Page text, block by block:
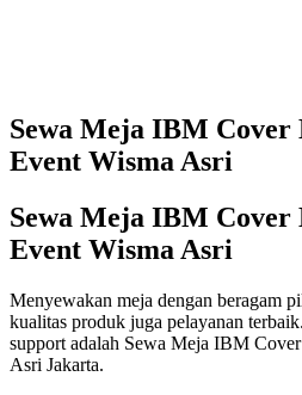
Sewa Meja IBM
Event Wisma Asri
Sewa Meja IBM
Event Wisma Asri
Menyewakan meja dengan beragam
kualitas produk juga pelayanan
support adalah Sewa Meja IBM
Asri Jakarta.